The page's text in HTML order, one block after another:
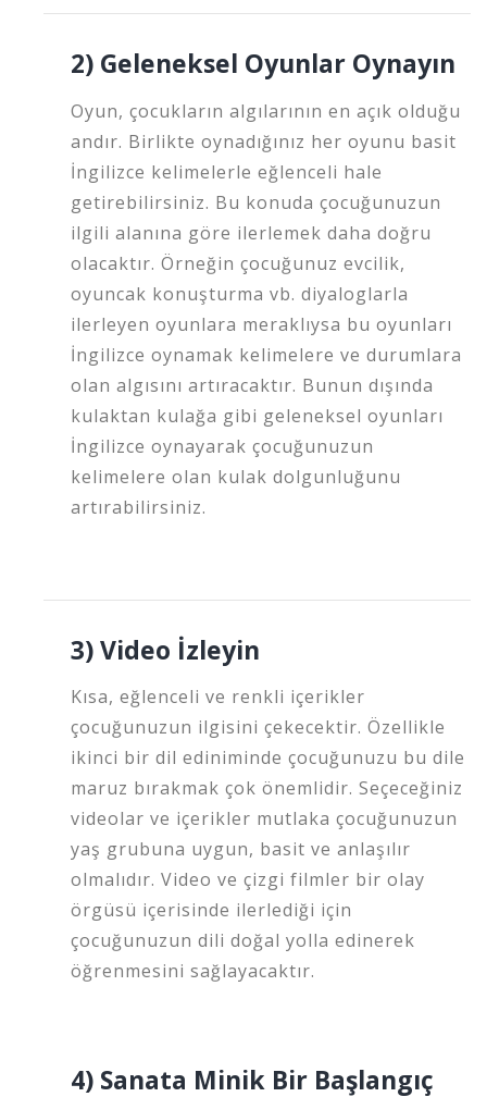
2) Geleneksel Oyunlar Oynayın
Oyun, çocukların algılarının en açık olduğu
andır. Birlikte oynadığınız her oyunu basit
İngilizce kelimelerle eğlenceli hale
getirebilirsiniz. Bu konuda çocuğunuzun
ilgili alanına göre ilerlemek daha doğru
olacaktır. Örneğin çocuğunuz evcilik,
oyuncak konuşturma vb. diyaloglarla
ilerleyen oyunlara meraklıysa bu oyunları
İngilizce oynamak kelimelere ve durumlara
olan algısını artıracaktır. Bunun dışında
kulaktan kulağa gibi geleneksel oyunları
İngilizce oynayarak çocuğunuzun
kelimelere olan kulak dolgunluğunu
artırabilirsiniz.
3) Video İzleyin
Kısa, eğlenceli ve renkli içerikler
çocuğunuzun ilgisini çekecektir. Özellikle
ikinci bir dil ediniminde çocuğunuzu bu dile
maruz bırakmak çok önemlidir. Seçeceğiniz
videolar ve içerikler mutlaka çocuğunuzun
yaş grubuna uygun, basit ve anlaşılır
olmalıdır. Video ve çizgi filmler bir olay
örgüsü içerisinde ilerlediği için
çocuğunuzun dili doğal yolla edinerek
öğrenmesini sağlayacaktır.
4) Sanata Minik Bir Başlangıç